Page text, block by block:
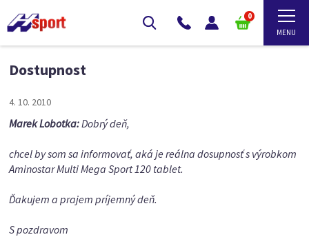
0
Dostupnost
4. 10. 2010
Marek Lobotka:Dobrý deň,
chcel by som sa informovať, aká je reálna dosupnosť s výrobkom
Aminostar Multi Mega Sport 120 tablet.
Ďakujem a prajem príjemný deň.
S pozdravom